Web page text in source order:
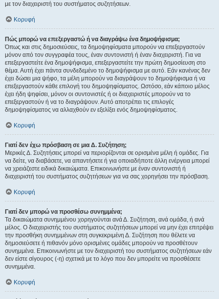
με τον διαχειριστή του συστήματος συζητήσεων.
Κορυφή
Πώς μπορώ να επεξεργαστώ ή να διαγράψω ένα δημοψήφισμα;
Όπως και στις δημοσιεύσεις, τα δημοψηφίσματα μπορούν να επεξεργαστούν
μόνον από τον συγγραφέα τους, έναν συντονιστή ή έναν διαχειριστή. Για να
επεξεργαστείτε ένα δημοψήφισμα, επεξεργαστείτε την πρώτη δημοσίευση στο
θέμα. Αυτή έχει πάντα συνδεδεμένο το δημοψήφισμα με αυτό. Εάν κανένας δεν
έχει δώσει μια ψήφο, τα μέλη μπορούν να διαγράψουν το δημοψήφισμα ή να
επεξεργαστούν κάθε επιλογή του δημοψηφίσματος. Ωστόσο, εάν κάποιο μέλος
έχει ήδη ψηφίσει, μόνον οι συντονιστές ή οι διαχειριστές μπορούν να το
επεξεργαστούν ή να το διαγράψουν. Αυτό αποτρέπει τις επιλογές
δημοψηφίσματος να αλλαχθούν εν εξελίξει ενός δημοψηφίσματος.
Κορυφή
Γιατί δεν έχω πρόσβαση σε μια Δ. Συζήτηση;
Μερικές Δ. Συζητήσεις μπορεί να περιορίζονται σε ορισμένα μέλη ή ομάδες. Για
να δείτε, να διαβάσετε, να απαντήσετε ή για οποιαδήποτε άλλη ενέργεια μπορεί
να χρειάζεστε ειδικά δικαιώματα. Επικοινωνήστε με έναν συντονιστή ή
διαχειριστή του συστήματος συζητήσεων για να σας χορηγήσει την πρόσβαση.
Κορυφή
Γιατί δεν μπορώ να προσθέσω συνημμένα;
Τα δικαιώματα συνημμένου χορηγούνται ανά Δ. Συζήτηση, ανά ομάδα, ή ανά
μέλος. Ο διαχειριστής του συστήματος συζητήσεων μπορεί να μην έχει επιτρέψει
την προσθήκη συνημμένων στη συγκεκριμένη Δ. Συζήτηση που θέλετε να
δημοσιεύσετε ή πιθανόν μόνο ορισμένες ομάδες μπορούν να προσθέτουν
συνημμένα. Επικοινωνήστε με τον διαχειριστή του συστήματος συζητήσεων εάν
δεν είστε σίγουρος (-η) σχετικά με το λόγο που δεν μπορείτε να προσθέσετε
συνημμένα.
Κορυφή